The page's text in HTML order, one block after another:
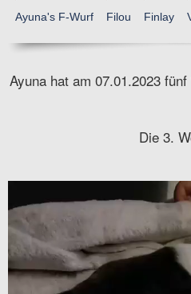
Ayuna's F-Wurf Filou Finlay
Ayuna hat am 07.01.2023
Die 3.